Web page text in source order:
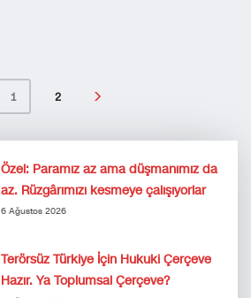
1 2
Özel: Paramız az ama düşmanımız da
az. Rüzgârımızı kesmeye çalışıyorlar
6 Ağustos 2026
Terörsüz Türkiye İçin Hukuki Çerçeve
Hazır. Ya Toplumsal Çerçeve?